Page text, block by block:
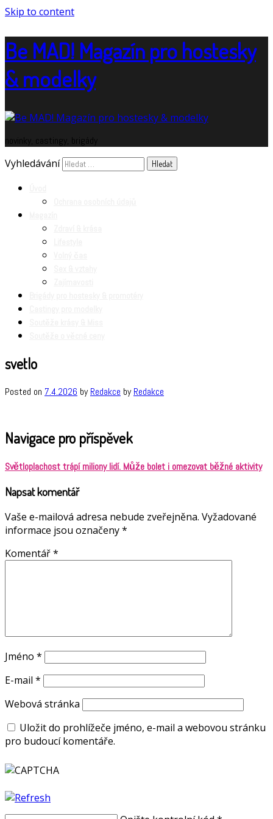
Skip to content
Be MAD! Magazín pro hostesky
& modelky
novinky, castingy, brigády
Vyhledávání
svetlo
Posted on 7.4.2026 byRedakce byRedakce
Navigace pro příspěvek
Světloplachost trápí miliony lidí. Může bolet i omezovat běžné aktivity
Napsat komentář
Vaše e-mailová adresa nebude zveřejněna. Vyžadované
informace jsou označeny*
Komentář*
Jméno *
E-mail *
Webová stránka
Uložit do prohlížeče jméno, e-mail a webovou stránku
pro budoucí komentáře.